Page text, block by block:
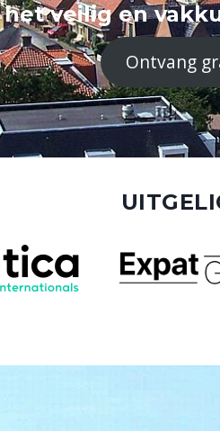
het veilig en
Ontvang